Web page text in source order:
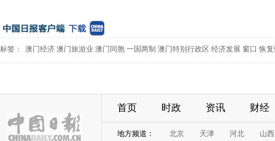
标签： 澳门经济 澳门旅游业 澳门同胞 一国两制 澳门特别行政区 经济发展 窗口 恢
首页 时政 资讯 财经
地方频道： 北京 天津 河北
山西